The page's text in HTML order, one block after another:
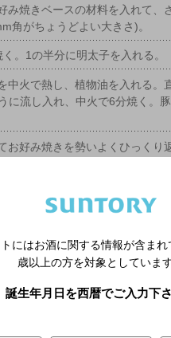
み焼きベースの材料を入れて、
角がちょうどよい大きさ)。
。1の半分に明太子を入れる。
中火で熱し、植物油を入れる。
に流し入れ、中火で6分焼く。
お好み焼きを勢いよくひっくり
枚目を焼くときも同じように焼
ムチを混ぜてもよい。
ページに戻る
にはお酒に関する情報が含まれ
歳以上の方を対象としています
誕生年月日を西暦でご入力下さ